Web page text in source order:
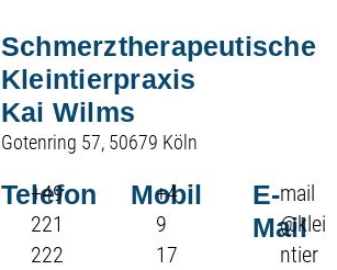
Schmerztherapeutische
Kleintierpraxis
Kai Wilms
Gotenring 57, 50679 Köln
Telefon
+49
221
222
Mobil
+4
9
17
E-
Mail
mail
@klei
ntier